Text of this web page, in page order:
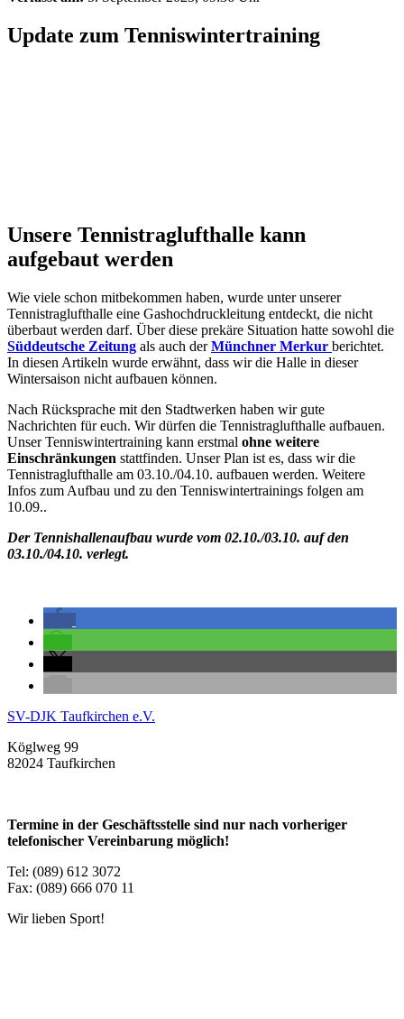
Update zum Tenniswintertraining
Unsere Tennistraglufthalle kann
aufgebaut werden
Wie viele schon mitbekommen haben, wurde unter unserer
Tennistraglufthalle eine Gashochdruckleitung entdeckt, die nicht
überbaut werden darf. Über diese prekäre Situation hatte sowohl die
Süddeutsche Zeitung als auch derMünchner Merkur berichtet.
In diesen Artikeln wurde erwähnt, dass wir die Halle in dieser
Wintersaison nicht aufbauen können.
Nach Rücksprache mit den Stadtwerken haben wir gute
Nachrichten für euch. Wir dürfen die Tennistraglufthalle aufbauen.
Unser Tenniswintertraining kann erstmal ohne weitere
Einschränkungen stattfinden. Unser Plan ist es, dass wir die
Tennistraglufthalle am 03.10./04.10. aufbauen werden. Weitere
Infos zum Aufbau und zu den Tenniswintertrainings folgen am
10.09..
Der Tennishallenaufbau wurde vom 02.10./03.10. auf den
03.10./04.10. verlegt.
SV-DJK Taufkirchen e.V.
Köglweg 99
82024 Taufkirchen
Termine in der Geschäftsstelle sind nur nach vorheriger
telefonischer Vereinbarung möglich!
Tel: (089) 612 3072
Fax: (089) 666 070 11
Wir lieben Sport!